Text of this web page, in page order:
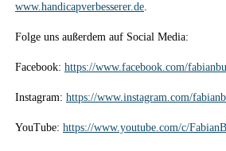
www.handicapverbesserer.de.
Folge uns außerdem auf Social Media:
Facebook: https://www.facebook.com/
Instagram: https://www.instagram.com/
YouTube: https://www.youtube.com/c/